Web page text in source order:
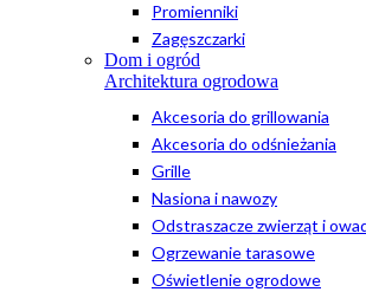
Promienniki
Zagęszczarki
Dom i ogród
Architektura ogrodowa
Akcesoria do grillowania
Akcesoria do odśnieżania
Grille
Nasiona i nawozy
Odstraszacze zwierząt i
Ogrzewanie tarasowe
Oświetlenie ogrodowe